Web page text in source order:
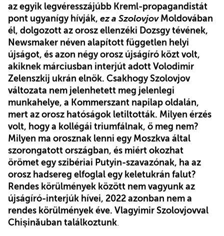
az egyik legvéresszájúbb Kreml-propagandistát
pont ugyanígy hívják, ez a SzolovjovMoldovában
él, dolgozott az orosz ellenzéki Dozsgy tévének,
Newsmaker néven alapított független helyi
újságot, és azon négy orosz újságíró közt volt,
akiknek márciusban interjút adott Volodimir
Zelenszkij ukrán elnök. Csakhogy Szolovjov
változata nem jelenhetett meg jelenlegi
munkahelye, a Kommerszant napilap oldalán,
mert az orosz hatóságok letiltották. Milyen érzés
volt, hogy a kollégái triumfálnak, ő meg nem?
Milyen ma orosznak lenni egy Moszkva által
szorongatott országban, és miért okozhat
örömet egy szibériai Putyin-szavazónak, ha az
orosz hadsereg elfoglal egy keletukrán falut?
Rendes körülmények között nem vagyunk az
újságíró-interjúk hívei, 2022 azonban nem a
rendes körülmények éve. Vlagyimir Szolovjovval
Chișinăuban találkoztunk